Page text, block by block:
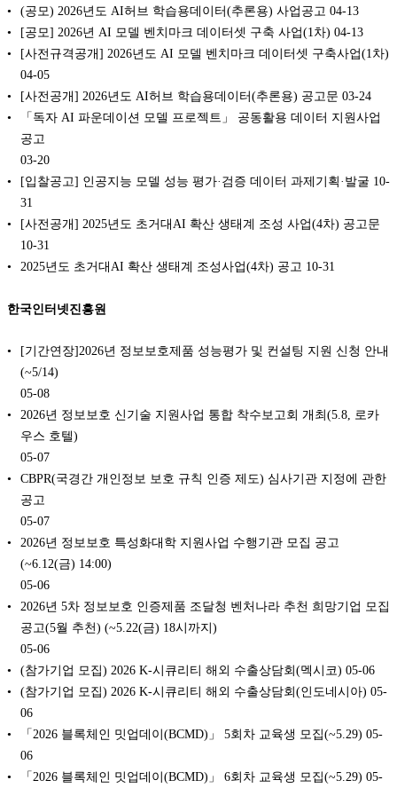
(공모) 2026년도 AI허브 학습용데이터(추론용) 사업공고 04-13
[공모] 2026년 AI 모델 벤치마크 데이터셋 구축 사업(1차) 04-13
[사전규격공개] 2026년도 AI 모델 벤치마크 데이터셋 구축사업(1차)
04-05
[사전공개] 2026년도 AI허브 학습용데이터(추론용) 공고문 03-24
「독자 AI 파운데이션 모델 프로젝트」 공동활용 데이터 지원사업
공고
03-20
[입찰공고] 인공지능 모델 성능 평가·검증 데이터 과제기획·발굴 10-
31
[사전공개] 2025년도 초거대AI 확산 생태계 조성 사업(4차) 공고문
10-31
2025년도 초거대AI 확산 생태계 조성사업(4차) 공고 10-31
한국인터넷진흥원
[기간연장]2026년 정보보호제품 성능평가 및 컨설팅 지원 신청 안내
(~5/14)
05-08
2026년 정보보호 신기술 지원사업 통합 착수보고회 개최(5.8, 로카
우스 호텔)
05-07
CBPR(국경간 개인정보 보호 규칙 인증 제도) 심사기관 지정에 관한
공고
05-07
2026년 정보보호 특성화대학 지원사업 수행기관 모집 공고
(~6.12(금) 14:00)
05-06
2026년 5차 정보보호 인증제품 조달청 벤처나라 추천 희망기업 모집
공고(5월 추천) (~5.22(금) 18시까지)
05-06
(참가기업 모집) 2026 K-시큐리티 해외 수출상담회(멕시코) 05-06
(참가기업 모집) 2026 K-시큐리티 해외 수출상담회(인도네시아) 05-
06
「2026 블록체인 밋업데이(BCMD)」 5회차 교육생 모집(~5.29) 05-
06
「2026 블록체인 밋업데이(BCMD)」 6회차 교육생 모집(~5.29) 05-